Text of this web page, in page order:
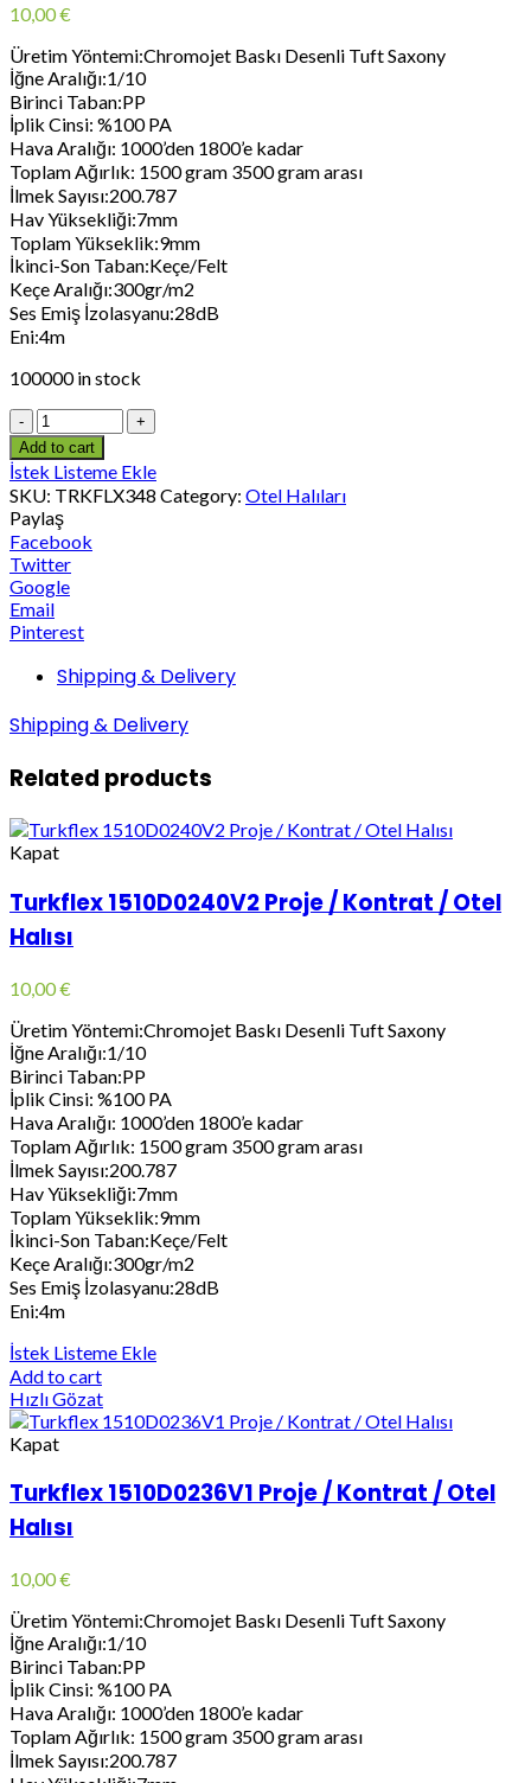
10,00€
Üretim Yöntemi:Chromojet Baskı Desenli Tuft Saxony
İğne Aralığı:1/10
Birinci Taban:PP
İplik Cinsi: %100 PA
Hava Aralığı: 1000’den 1800’e kadar
Toplam Ağırlık: 1500 gram 3500 gram arası
İlmek Sayısı:200.787
Hav Yüksekliği:7mm
Toplam Yükseklik:9mm
İkinci-Son Taban:Keçe/Felt
Keçe Aralığı:300gr/m2
Ses Emiş İzolasyanu:28dB
Eni:4m
100000 in stock
Add to cart
İstek Listeme Ekle
SKU: TRKFLX348 Category: Otel Halıları
Paylaş
Facebook
Twitter
Google
Email
Pinterest
Shipping & Delivery
Shipping & Delivery
Related products
Kapat
Turkflex 1510D0240V2 Proje / Kontrat / Otel
Halısı
10,00€
Üretim Yöntemi:Chromojet Baskı Desenli Tuft Saxony
İğne Aralığı:1/10
Birinci Taban:PP
İplik Cinsi: %100 PA
Hava Aralığı: 1000’den 1800’e kadar
Toplam Ağırlık: 1500 gram 3500 gram arası
İlmek Sayısı:200.787
Hav Yüksekliği:7mm
Toplam Yükseklik:9mm
İkinci-Son Taban:Keçe/Felt
Keçe Aralığı:300gr/m2
Ses Emiş İzolasyanu:28dB
Eni:4m
İstek Listeme Ekle
Add to cart
Hızlı Gözat
Kapat
Turkflex 1510D0236V1 Proje / Kontrat / Otel
Halısı
10,00€
Üretim Yöntemi:Chromojet Baskı Desenli Tuft Saxony
İğne Aralığı:1/10
Birinci Taban:PP
İplik Cinsi: %100 PA
Hava Aralığı: 1000’den 1800’e kadar
Toplam Ağırlık: 1500 gram 3500 gram arası
İlmek Sayısı:200.787